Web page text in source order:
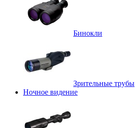
Бинокли
Зрительные трубы
Ночное видение